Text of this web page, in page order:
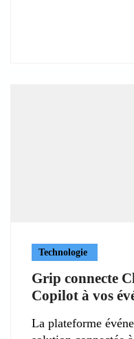
Technologie
Grip connecte
Copilot à vos
La plateforme